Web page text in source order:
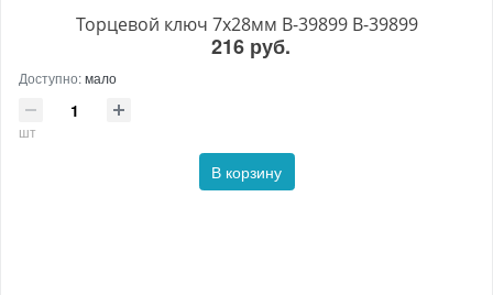
Торцевой ключ 7x28мм B-39899 B-39899
216 руб.
Доступно:мало
шт
В корзину